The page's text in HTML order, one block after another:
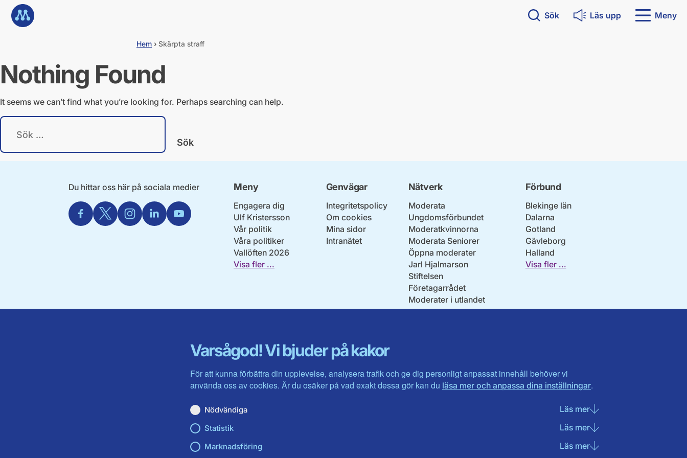
Varsågod! Vi bjuder på kakor
För att kunna förbättra din upplevelse, analysera trafik och ge dig personligt anpassat innehåll behöver vi
använda oss av cookies. Är du osäker på vad exakt dessa gör kan du läsa mer och anpassa dina inställningar.
Nödvändiga Läs merom Nödvändiga cookies
Statistik Läs merom Statistik cookies
Marknadsföring Läs merom Marknadsföring
k
t
i
l
l
n
Sök Läs upp Meny
Hem › Skärpta straff
Nothing Found
It seems we can’t find what you’re looking for. Perhaps searching can help.
S
e
Du hittar oss här på sociala medier
Facebook
X InstagramLinkedinYoutube
Meny
Engagera dig
Ulf Kristersson
Vår politik
Våra politiker
Vallöften 2026
Visa fler ...
Genvägar
Integritetspolicy
Om cookies
Mina sidor
Intranätet
Nätverk
Moderata
Ungdomsförbundet
Moderatkvinnorna
Moderata Seniorer
Öppna moderater
Jarl Hjalmarson
Stiftelsen
Företagarrådet
Moderater i utlandet
Förbund
Blekinge län
Dalarna
Gotland
Gävleborg
Halland
Visa fler ...